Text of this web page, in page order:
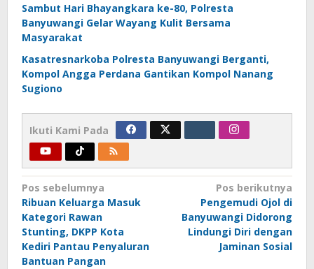
Sambut Hari Bhayangkara ke-80, Polresta
Banyuwangi Gelar Wayang Kulit Bersama
Masyarakat
Kasatresnarkoba Polresta Banyuwangi Berganti,
Kompol Angga Perdana Gantikan Kompol Nanang
Sugiono
Ikuti Kami Pada
Navigasi
pos
Pos sebelumnya
Ribuan Keluarga Masuk
Kategori Rawan
Stunting, DKPP Kota
Kediri Pantau Penyaluran
Bantuan Pangan
Pos berikutnya
Pengemudi Ojol di
Banyuwangi Didorong
Lindungi Diri dengan
Jaminan Sosial